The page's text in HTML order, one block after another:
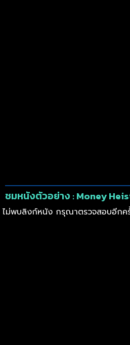
ชมหนังตัวอย่าง : Money
ไม่พบลิงก์หนัง กรุณาตรวจสอบอีกค